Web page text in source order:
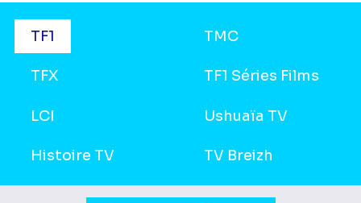
Grilles
TF1 TMC
TFX TF1 Séries Films
LCI Ushuaïa TV
Histoire TV TV Breizh